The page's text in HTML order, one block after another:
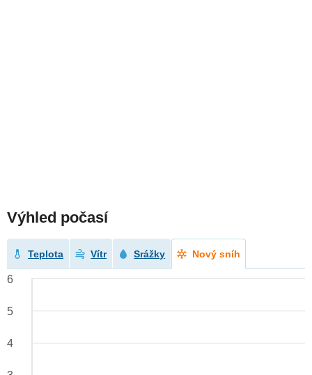
Výhled počasí
Teplota Vítr Srážky Nový sníh
6
5
4